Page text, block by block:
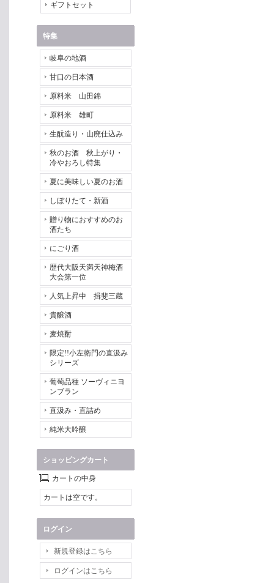
ギフトセット
特集
岐阜の地酒
甘口の日本酒
原料米 山田錦
原料米 雄町
生酛造り・山廃仕込み
秋のお酒 秋上がり・
冷やおろし特集
夏に美味しい夏のお酒
しぼりたて・新酒
贈り物におすすめのお
酒たち
にごり酒
歴代大阪天満天神梅酒
大会第一位
人気上昇中 揖斐三蔵
貴醸酒
麦焼酎
限定!!小左衛門の直汲み
シリーズ
葡萄品種 ソーヴィニヨ
ンブラン
直汲み・直詰め
純米大吟醸
ショッピングカート
カートの中身
カートは空です。
ログイン
新規登録はこちら
ログインはこちら